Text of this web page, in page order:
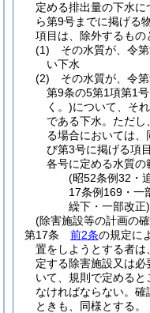
定める排出量の下水
ら第9号までに掲げる
項目は、除外するもの
(1)
その水質が、令
い下水
(2)
その水質が、令
第9条の5第1項第1
く。)について、そ
である下水。 ただし
る場合においては、
び第3号に掲げる項
各号に定める水質の
(昭52条例32・
17条例169・一
繰下・一部改正)
(除害施設等の計画の
第17条
前2条の規定に
置をしようとする者
定する除害施設又は
いて、規則で定める
なければならない。 確
ときも、同様とする。